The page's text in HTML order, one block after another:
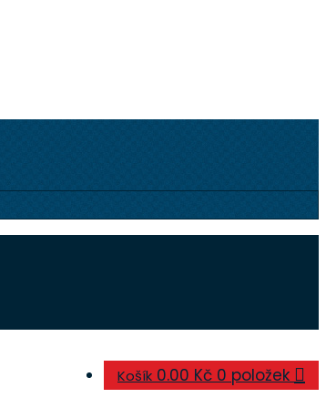
Košík 0.00 Kč 0 položek